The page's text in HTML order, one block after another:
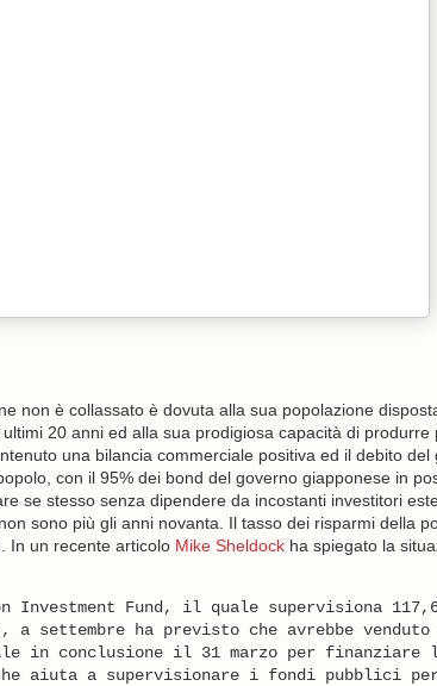
non è collassato è dovuta alla sua popolazione
20 anni ed alla sua prodigiosa capacità di
una bilancia commerciale positiva ed il debito
con il 95% dei bond del governo giapponese in
se stesso senza dipendere da incostanti investitori
sono più gli anni novanta. Il tasso dei risparmi della
In un recente articolo Mike Sheldockha spiegato la
Investment Fund, il quale supervisiona
ha previsto che avrebbe
in conclusione il 31 marzo per finanziare
aiuta a supervisionare i fondi pubblici